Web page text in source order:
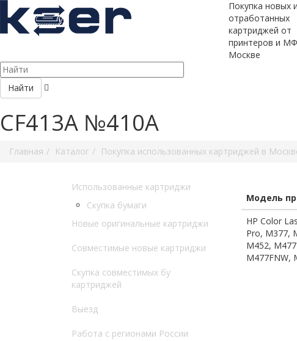
Покупка новых и
отработанных
картриджей от
принтеров и
Москве
Найти
CF413A №410A
Главная Каталог Покупка использованных картриджей в
Использованные картриджи
Скупка бумаги
Новые оригинальные картриджи
Совместимые новые картриджи
Скупка совместимых бу
картриджей
Выезд
Работа с регионами России
Модель
HP Color
Pro, M377,
M452,
M477FNW,